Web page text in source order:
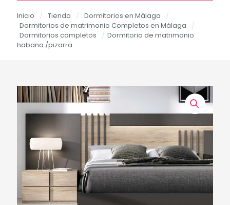
Inicio / Tienda / Dormitorios en Málaga
/
Dormitorios de matrimonio Completos en Málaga
/
Dormitorios completos
/ Dormitorio de matrimonio
habana /pizarra